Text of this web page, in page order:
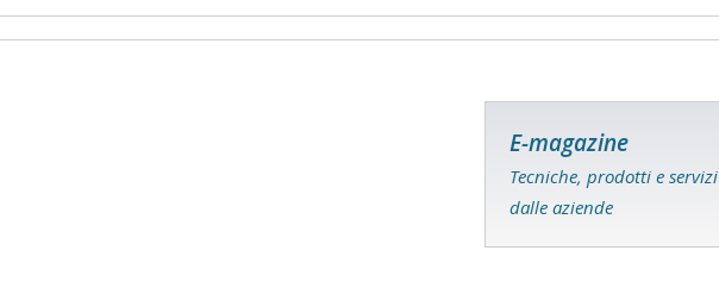
E-magazine
Tecniche, prodotti e servizi
dalle aziende